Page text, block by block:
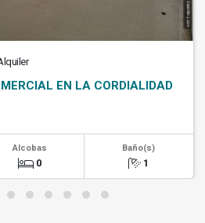
EN LA CORDIALIDAD
Alcobas
0
Baño(s)
1